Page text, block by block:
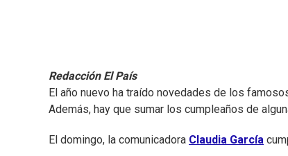
Redacción El País
El año nuevo ha traído novedades de los
Además, hay que sumar los cumpleaños de
El domingo, la comunicadora Claudia García